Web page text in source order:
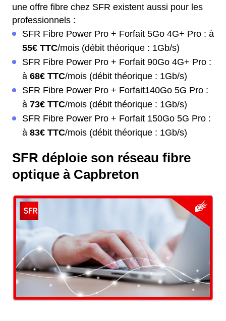
une offre fibre chez SFR existent aussi pour les
professionnels :
SFR Fibre Power Pro + Forfait 5Go 4G+ Pro : à
55€ TTC/mois (débit théorique : 1Gb/s)
SFR Fibre Power Pro + Forfait 90Go 4G+ Pro :
à 68€ TTC/mois (débit théorique : 1Gb/s)
SFR Fibre Power Pro + Forfait140Go 5G Pro :
à 73€ TTC/mois (débit théorique : 1Gb/s)
SFR Fibre Power Pro + Forfait 150Go 5G Pro :
à 83€ TTC/mois (débit théorique : 1Gb/s)
SFR déploie son réseau fibre
optique à Capbreton